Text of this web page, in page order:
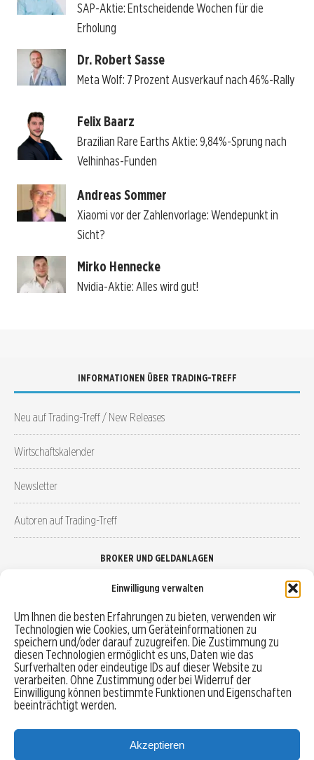
Einwilligung verwalten
Um Ihnen die besten Erfahrungen zu bieten, verwenden wir
Technologien wie Cookies, um Geräteinformationen zu
speichern und/oder darauf zuzugreifen. Die Zustimmung zu
diesen Technologien ermöglicht es uns, Daten wie das
Surfverhalten oder eindeutige IDs auf dieser Website zu
verarbeiten. Ohne Zustimmung oder bei Widerruf der
Einwilligung können bestimmte Funktionen und Eigenschaften
beeinträchtigt werden.
Akzeptieren
SAP-Aktie: Entscheidende Wochen für die
Erholung
Dr. Robert Sasse
Meta Wolf: 7 Prozent Ausverkauf nach 46%-Rally
Felix Baarz
Brazilian Rare Earths Aktie: 9,84%-Sprung nach
Velhinhas-Funden
Andreas Sommer
Xiaomi vor der Zahlenvorlage: Wendepunkt in
Sicht?
Mirko Hennecke
Nvidia-Aktie: Alles wird gut!
INFORMATIONEN ÜBER TRADING-TREFF
Neu auf Trading-Treff / New Releases
Wirtschaftskalender
Newsletter
Autoren auf Trading-Treff
BROKER UND GELDANLAGEN
Robo-Advisor vergleichen
Depotvergleich
Festgeld vergleichen
Tagesgeld vergleichen